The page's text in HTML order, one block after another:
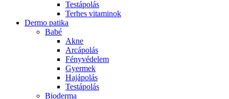
Testápolás
Terhes vitaminok
Dermo patika
Babé
Akne
Arcápolás
Fényvédelem
Gyermek
Hajápolás
Testápolás
Bioderma